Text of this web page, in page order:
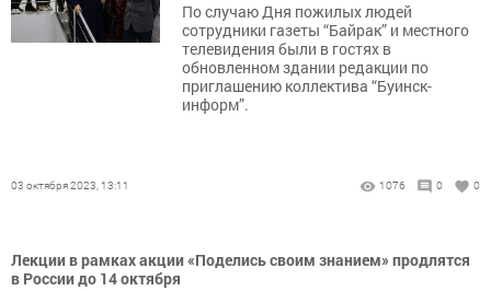
По случаю Дня пожилых людей
сотрудники газеты “Байрак” и местного
телевидения были в гостях в
обновленном здании редакции по
приглашению коллектива “Буинск-
информ”.
03 октября 2023, 13:11 1076 0 0
Лекции в рамках акции «Поделись своим знанием» продлятся
в России до 14 октября